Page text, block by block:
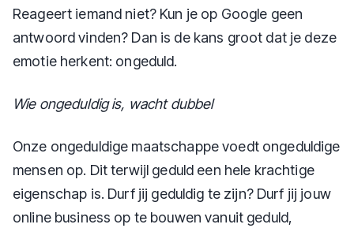
Reageert iemand niet? Kun je op Google geen
antwoord vinden? Dan is de kans groot dat je deze
emotie herkent: ongeduld.
Wie ongeduldig is, wacht dubbel
Onze ongeduldige maatschappe voedt ongeduldige
mensen op. Dit terwijl geduld een hele krachtige
eigenschap is. Durf jij geduldig te zijn? Durf jij jouw
online business op te bouwen vanuit geduld,